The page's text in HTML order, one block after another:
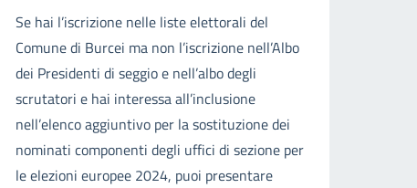
Se hai l’iscrizione nelle liste elettorali del
Comune di Burcei ma non l’iscrizione nell’Albo
dei Presidenti di seggio e nell’albo degli
scrutatori e hai interessa all’inclusione
nell’elenco aggiuntivo per la sostituzione dei
nominati componenti degli uffici di sezione per
le elezioni europee 2024, puoi presentare